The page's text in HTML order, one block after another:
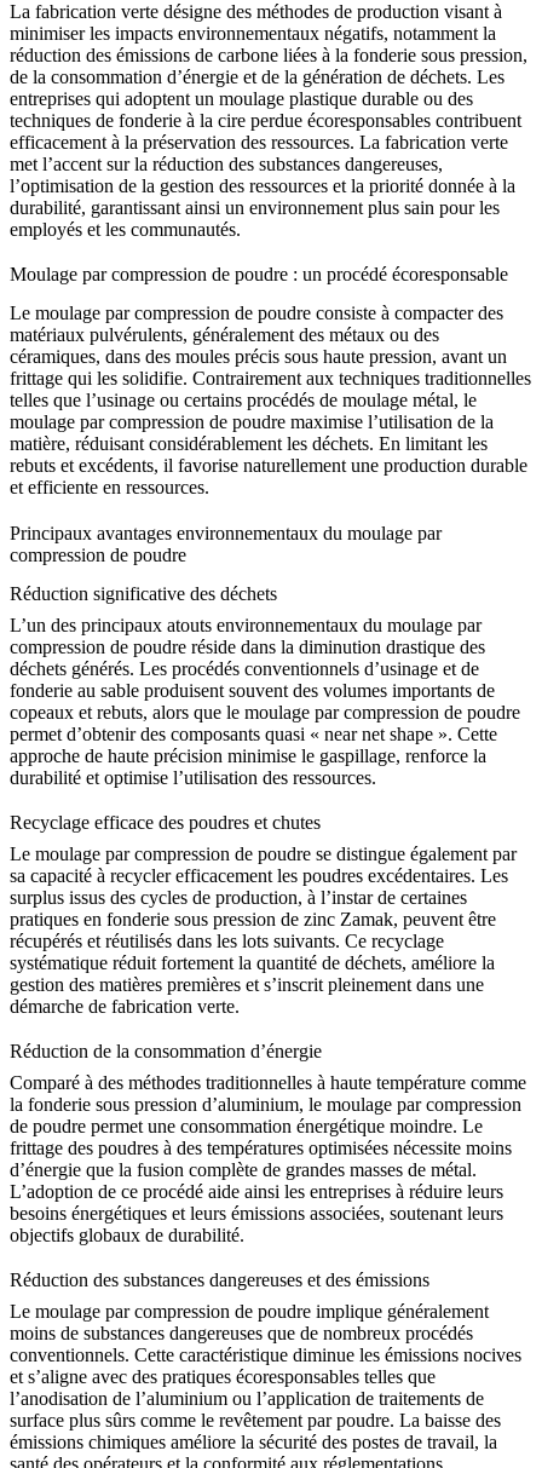
La fabrication verte désigne des méthodes de production visant à
minimiser les impacts environnementaux négatifs, notamment la
réduction des émissions de carbone liées à la fonderie sous pression,
de la consommation d’énergie et de la génération de déchets. Les
entreprises qui adoptent un moulage plastique durable ou des
techniques de fonderie à la cire perdue écoresponsables contribuent
efficacement à la préservation des ressources. La fabrication verte
met l’accent sur la réduction des substances dangereuses,
l’optimisation de la gestion des ressources et la priorité donnée à la
durabilité, garantissant ainsi un environnement plus sain pour les
employés et les communautés.
Moulage par compression de poudre : un procédé écoresponsable
Le moulage par compression de poudre consiste à compacter des
matériaux pulvérulents, généralement des métaux ou des
céramiques, dans des moules précis sous haute pression, avant un
frittage qui les solidifie. Contrairement aux techniques traditionnelles
telles que l’usinage ou certains procédés de moulage métal, le
moulage par compression de poudre maximise l’utilisation de la
matière, réduisant considérablement les déchets. En limitant les
rebuts et excédents, il favorise naturellement une production durable
et efficiente en ressources.
Principaux avantages environnementaux du moulage par
compression de poudre
Réduction significative des déchets
L’un des principaux atouts environnementaux du moulage par
compression de poudre réside dans la diminution drastique des
déchets générés. Les procédés conventionnels d’usinage et de
fonderie au sable produisent souvent des volumes importants de
copeaux et rebuts, alors que le moulage par compression de poudre
permet d’obtenir des composants quasi « near net shape ». Cette
approche de haute précision minimise le gaspillage, renforce la
durabilité et optimise l’utilisation des ressources.
Recyclage efficace des poudres et chutes
Le moulage par compression de poudre se distingue également par
sa capacité à recycler efficacement les poudres excédentaires. Les
surplus issus des cycles de production, à l’instar de certaines
pratiques en fonderie sous pression de zinc Zamak, peuvent être
récupérés et réutilisés dans les lots suivants. Ce recyclage
systématique réduit fortement la quantité de déchets, améliore la
gestion des matières premières et s’inscrit pleinement dans une
démarche de fabrication verte.
Réduction de la consommation d’énergie
Comparé à des méthodes traditionnelles à haute température comme
la fonderie sous pression d’aluminium, le moulage par compression
de poudre permet une consommation énergétique moindre. Le
frittage des poudres à des températures optimisées nécessite moins
d’énergie que la fusion complète de grandes masses de métal.
L’adoption de ce procédé aide ainsi les entreprises à réduire leurs
besoins énergétiques et leurs émissions associées, soutenant leurs
objectifs globaux de durabilité.
Réduction des substances dangereuses et des émissions
Le moulage par compression de poudre implique généralement
moins de substances dangereuses que de nombreux procédés
conventionnels. Cette caractéristique diminue les émissions nocives
et s’aligne avec des pratiques écoresponsables telles que
l’anodisation de l’aluminium ou l’application de traitements de
surface plus sûrs comme le revêtement par poudre. La baisse des
émissions chimiques améliore la sécurité des postes de travail, la